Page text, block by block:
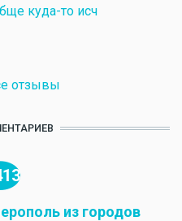
куда-то исч
отзывы
из городов